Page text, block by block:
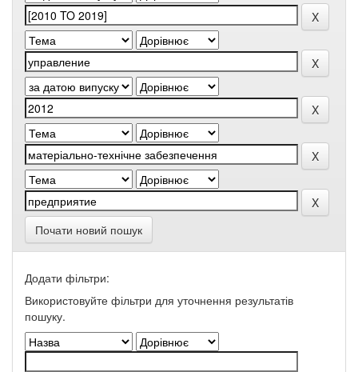
Почати новий пошук
Додати фільтри:
Використовуйте фільтри для уточнення результатів
пошуку.